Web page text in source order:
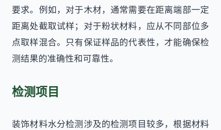
要求。例如，对于木材，通常需要在距离端部一定
距离处截取试样；对于粉状材料，应从不同部位多
点取样混合。只有保证样品的代表性，才能确保检
测结果的准确性和可靠性。
检测项目
装饰材料水分检测涉及的检测项目较多，根据材料